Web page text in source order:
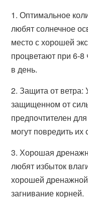
1. Оптимальное
любят солнечное
место с хорошей
процветают при 6-8
в день.
2. Защита от ветра:
защищенном от
предпочтителен
могут повредить их
3. Хорошая
любят избыток
хорошей
загнивание корней.